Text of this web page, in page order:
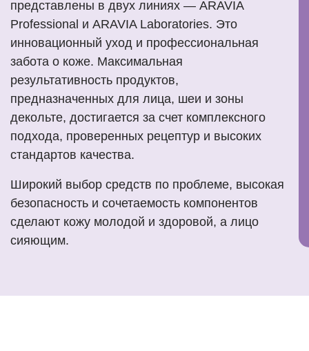
представлены в двух линиях — ARAVIA
Professional и ARAVIA Laboratories. Это
инновационный уход и профессиональная
забота о коже. Максимальная
результативность продуктов,
предназначенных для лица, шеи и зоны
декольте, достигается за счет комплексного
подхода, проверенных рецептур и высоких
стандартов качества.
Широкий выбор средств по проблеме, высокая
безопасность и сочетаемость компонентов
сделают кожу молодой и здоровой, а лицо
сияющим.